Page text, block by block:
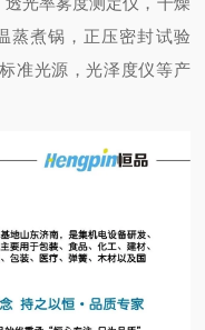
蒸煮锅，正压密封试验
准光源，光泽度仪等产